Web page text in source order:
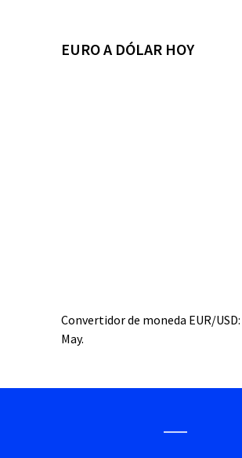
EURO A DÓLAR HOY
Convertidor de moneda EUR/USD
May.